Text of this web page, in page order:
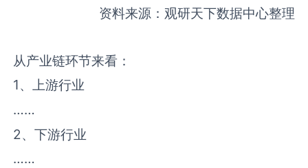
资料来源：观研天下数据中心整理
从产业链环节来看：
1、上游行业
……
2、下游行业
……